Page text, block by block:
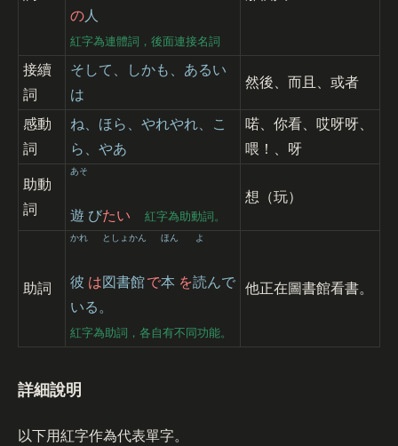
の 人
紅字為連體詞，後面連接名詞
接續
詞
そして、しかも、あるい
は
然後、而且、或者
感動
詞
ね、ほら、やれやれ、こ
ら、やあ
喏、你看、哎呀呀、
喂！、呀
助動
詞
遊
あそ
びたい 紅字為助動詞。
想（玩）
助詞 彼
かれ
は図書館
としょかん
で本
ほん
を読
よ
んで
いる。
紅字為助詞，各自有不同功能。
他正在圖書館看書。
詳細說明
以下用紅字作為代表單字。